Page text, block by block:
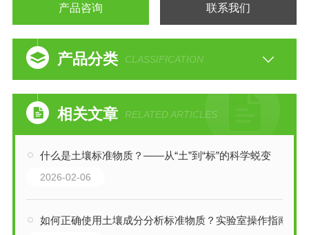
产品咨询 联系我们
产品分类 CLASSIFICATION
相关文章 RELATED ARTICLES
什么是土壤标准物质？——从“土”到“标”的科学蜕变
2026-02-06
如何正确使用土壤成分分析标准物质？实验室操作指南